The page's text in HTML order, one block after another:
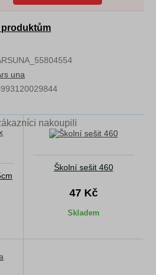
produktům
una
nakoupili
Školní sešit 460
47 Kč
Skladem